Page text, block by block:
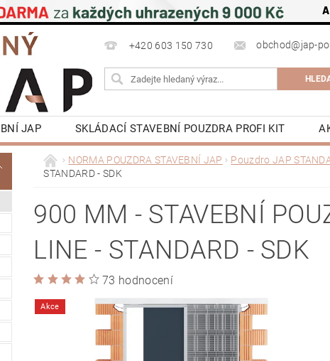
+420 603 150 730 obchod@jap-
JAP SKLÁDACÍ STAVEBNÍ POUZDRA PROFI KIT
STAVEBNÍ JAP
LATENTE POUZDRA STAVEBNÍ JAP
SYSTÉMY NA ZEĎ A DO STROPU
OCHRANA OSOBNÍCH ÚDAJŮ NAPIŠTE NÁM
POBOČKY
NORMA POUZDRA STAVEBNÍ JAP Pouzdro JAP
STANDARD - SDK
900 MM - STAVEBNÍ
LINE - STANDARD - SDK
73 hodnocení
Akce